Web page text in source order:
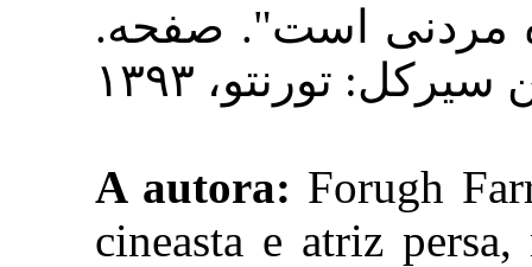
.فرخراد، فروغ. دیوان. "پرنده مردنی است". صفحه
A autora: Forugh
cineasta e atriz